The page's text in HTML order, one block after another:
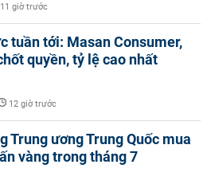
11 giờ trước
tuần tới: Masan Consumer,
quyền, tỷ lệ cao nhất
12 giờ trước
Trung ương Trung Quốc mua
vàng trong tháng 7